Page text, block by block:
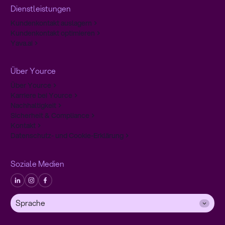
Dienstleistungen
Kundenkontakt auslagern
Kundenkontakt optimieren
Yava.ai
Über Yource
Über Yource
Karriere bei Yource
Nachhaltigkeit
Sicherheit & Compliance
Kontakt
Datenschutz- und Cookie-Erklärung
Soziale Medien
Sprache